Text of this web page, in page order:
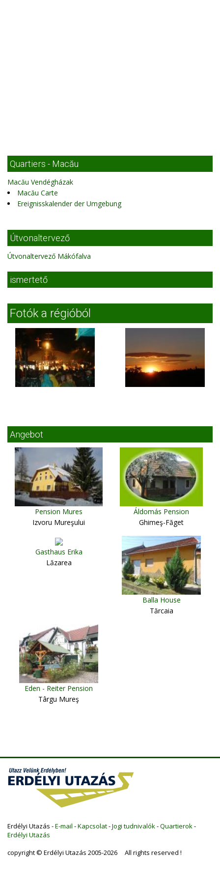
Quartiers - Macău
Macău Vendégházak
Macău Carte
Ereignisskalender der Umgebung
Útvonaltervező
Útvonaltervező Mákófalva
ismertető
Fotók a régióból
Angebot
Pension Mures
Izvoru Mureşului
Áldomás Pension
Ghimeş-Făget
Gasthaus Erika
Lăzarea
Balla House
Tărcaia
Eden - Reiter Pension
Târgu Mureş
Erdélyi Utazás -E-mail -Kapcsolat-Jogi tudnivalók-Quartierok-
Erdélyi Utazás
copyright © Erdélyi Utazás 2005-2026 All rights reserved !